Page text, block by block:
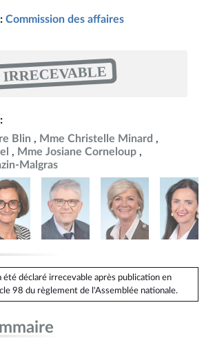
Commission des affaires
IRRECEVABLE
Blin
Mme Christelle Minard
Mme Josiane Corneloup
Malgras
été déclaré irrecevable après publication en
98 du règlement de l'Assemblée nationale.